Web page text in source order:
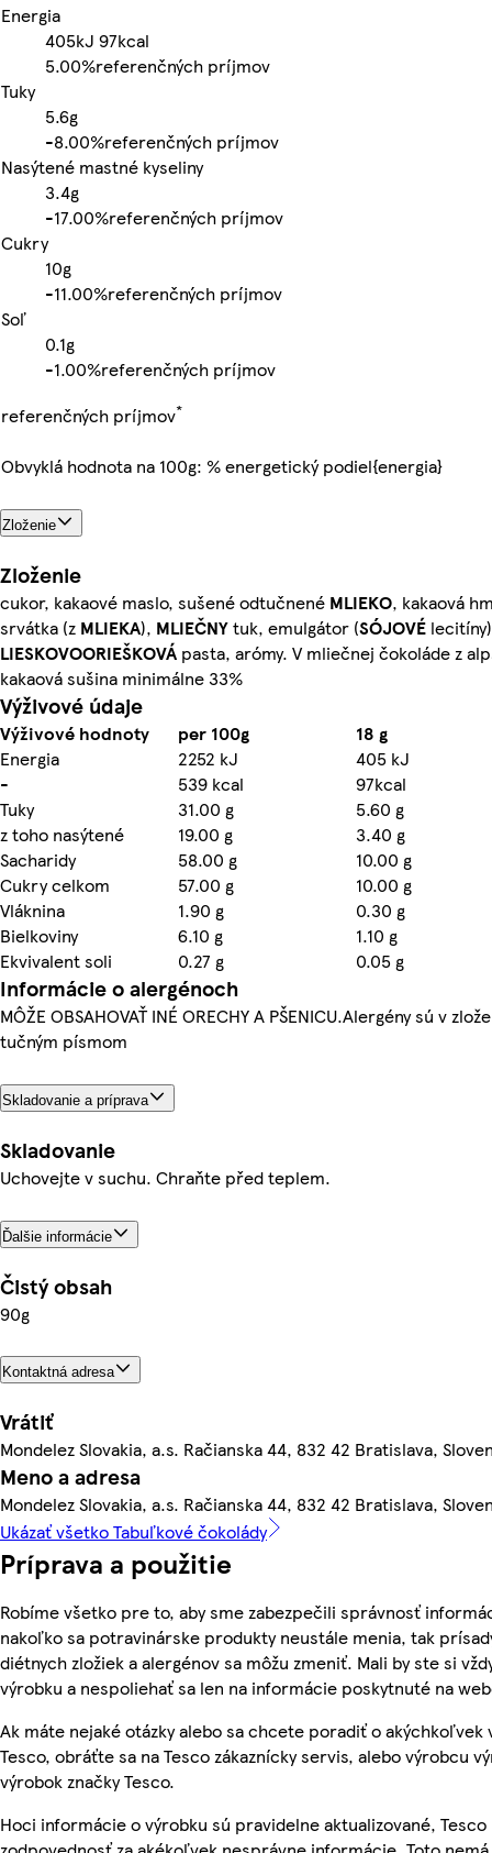
Energia
405kJ 97kcal
5.00%referenčných príjmov
Tuky
5.6g
-8.00%referenčných príjmov
Nasýtené mastné kyseliny
3.4g
-17.00%referenčných príjmov
Cukry
10g
-11.00%referenčných príjmov
Soľ
0.1g
-1.00%referenčných príjmov
referenčných príjmov*
Obvyklá hodnota na 100g: % energetický podiel{energia}
Zloženie
Zloženie
cukor, kakaové maslo, sušené odtučnené MLIEKO, kakaová
srvátka (z MLIEKA), MLIEČNYtuk, emulgátor (SÓJOVÉ
LIESKOVOORIEŠKOVÁ pasta, arómy. V mliečnej čokoláde z
kakaová sušina minimálne 33%
Výživové údaje
Výživové hodnoty per 100g
18 g
Energia
2252 kJ
405 kJ
-
539 kcal
97kcal
Tuky
31.00 g
5.60 g
z toho nasýtené
19.00 g
3.40 g
Sacharidy
58.00 g
10.00 g
Cukry celkom
57.00 g
10.00 g
Vláknina
1.90 g
0.30 g
Bielkoviny
6.10 g
1.10 g
Ekvivalent soli
0.27 g 0.05 g
Informácie o alergénoch
MÔŽE OBSAHOVAŤ INÉ ORECHY A PŠENICU.Alergény sú v
tučným písmom
Skladovanie a príprava
Skladovanie
Uchovejte v suchu. Chraňte před teplem.
Ďalšie informácie
Čistý obsah
90g
Kontaktná adresa
Vrátiť
Mondelez Slovakia, a.s. Račianska 44, 832 42 Bratislava,
Meno a adresa
Mondelez Slovakia, a.s. Račianska 44, 832 42 Bratislava,
Ukázať všetko Tabuľkové čokolády
Príprava a použitie
Robíme všetko pre to, aby sme zabezpečili správnosť
nakoľko sa potravinárske produkty neustále menia, tak
diétnych zložiek a alergénov sa môžu zmeniť. Mali by ste si
výrobku a nespoliehať sa len na informácie poskytnuté na
Ak máte nejaké otázky alebo sa chcete poradiť o akýchkoľvek
Tesco, obráťte sa na Tesco zákaznícky servis, alebo výrobcu
výrobok značky Tesco.
Hoci informácie o výrobku sú pravidelne aktualizované, Tesco